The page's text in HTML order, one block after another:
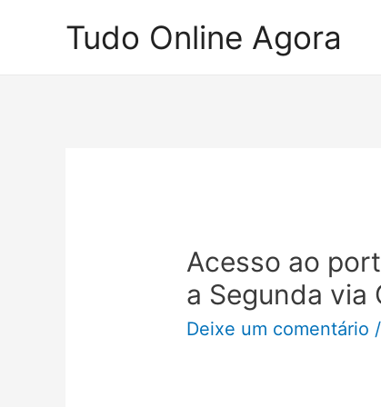
Tudo Online Agora
Acesso ao
a Segunda via
Deixe um comentário